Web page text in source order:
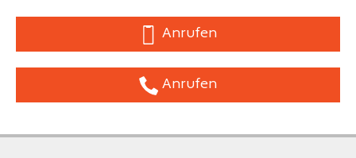
Anrufen
Anrufen